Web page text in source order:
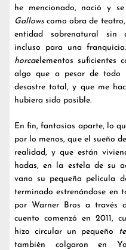
he mencionado, nació y
Gallows como obra de
entidad sobrenatural sin
incluso para una
horcaelementos suficientes
algo que a pesar de todo
desastre total, y que me
hubiera sido posible.
En fin, fantasías aparte, lo
por lo menos, que el sueño
realidad, y que están
hadas, en la estela de su
vano su pequeña película
terminado estrenándose en
por Warner Bros a través
cuento comenzó en 2011,
hizo circular un pequeño
también colgaron en